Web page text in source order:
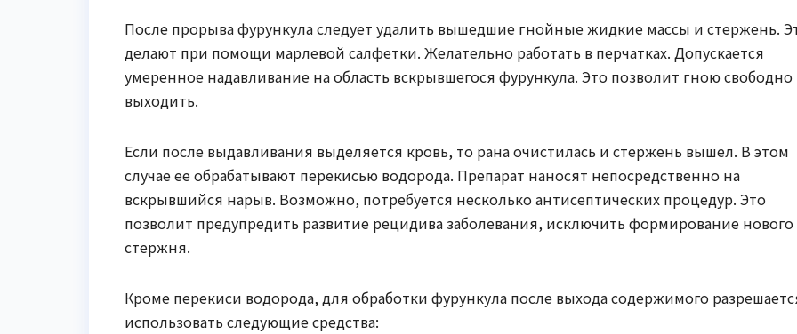
После прорыва фурункула следует удалить вышедшие гнойные жидкие массы и стержень.
делают при помощи марлевой салфетки. Желательно работать в перчатках. Допускается
умеренное надавливание на область вскрывшегося фурункула. Это позволит гною свободно
выходить.
Если после выдавливания выделяется кровь, то рана очистилась и стержень вышел. В этом
случае ее обрабатывают перекисью водорода. Препарат наносят непосредственно на
вскрывшийся нарыв. Возможно, потребуется несколько антисептических процедур. Это
позволит предупредить развитие рецидива заболевания, исключить формирование нового
стержня.
Кроме перекиси водорода, для обработки фурункула после выхода содержимого
использовать следующие средства: